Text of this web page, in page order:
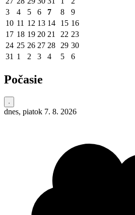
3
4 5 6 7 8
9
10 11 12 13 14 15 16
17 18 19 20 21 22 23
24 25 26 27 28 29 30
31 1 2 3 4 5 6
Počasie
dnes, piatok 7. 8. 2026